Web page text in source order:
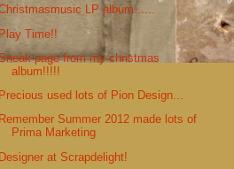
LP album......
Time!!
page from my christmas
album!!!!!
used lots of Pion Design...
Summer 2012 made lots of
Prima Marketing
at Scrapdelight!